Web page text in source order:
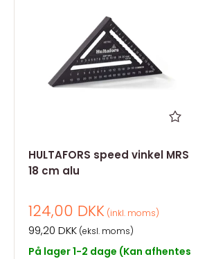
HULTAFORS speed vinkel MRS
18 cm alu
Salgspris
124,00 DKK (inkl. moms)
Salgspris
99,20 DKK (eksl. moms)
På lager 1-2 dage (Kan afhentes